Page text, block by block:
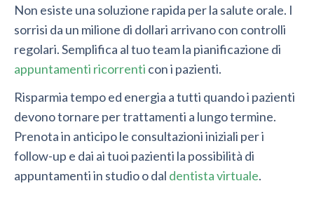
Non esiste una soluzione rapida per la salute orale. I
sorrisi da un milione di dollari arrivano con controlli
regolari. Semplifica al tuo team la pianificazione di
appuntamenti ricorrenti con i pazienti.
Risparmia tempo ed energia a tutti quando i pazienti
devono tornare per trattamenti a lungo termine.
Prenota in anticipo le consultazioni iniziali per i
follow-up e dai ai tuoi pazienti la possibilità di
appuntamenti in studio o dal dentista virtuale.